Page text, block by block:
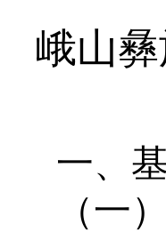
峨山
一、
（一